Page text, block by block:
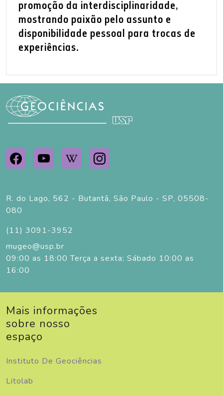
promoção da interdisciplinaridade,
mostrando paixão pelo assunto e
disponibilidade pessoal para trocas de
experiências.
R. do Lago, 562 - Butantã, São Paulo - SP, 05508-
080
(11) 3091-3952
mugeo@usp.br
09:00 as 18:00 Terça a sexta; Sábado 10:00 as
16:00
Mais informações
sobre nosso
espaço
Instituto De Geociências
Litolab